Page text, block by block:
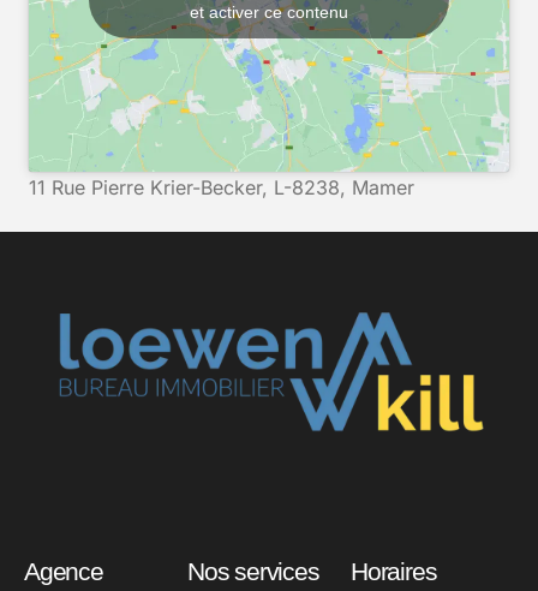
et activer ce contenu
11 Rue Pierre Krier-Becker, L-8238, Mamer
Agence Nos services Horaires